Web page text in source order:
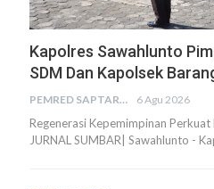
Kapolres Sawahlunto
SDM Dan Kapolsek
PEMRED SAPTARIUS 6 Agu 2026
Regenerasi Kepemimpinan
JURNAL SUMBAR| Sawahlunto -